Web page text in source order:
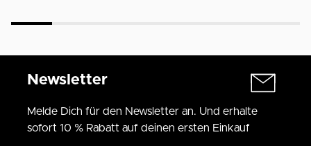
Newsletter
Melde Dich für den Newsletter an. Und erhalte
sofort 10 % Rabatt auf deinen ersten Einkauf